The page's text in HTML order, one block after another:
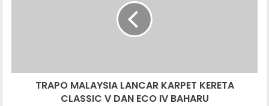
ECO
TRAPO MALAYSIA LANCAR KARPET KERETA
CLASSIC V DAN ECO IV BAHARU